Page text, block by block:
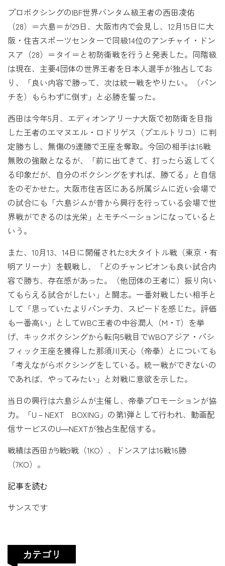
プロボクシングのIBF世界バンタム級王者の西田凌佑
（28）＝六島＝が29日、大阪市内で会見し、12月15日に大
阪・住吉スポーツセンターで同級14位のアンチャイ・ドン
スア（28）＝タイ＝と初防衛戦を行うと発表した。同階級
は現在、主要4団体の世界王者を日本人選手が独占してお
り、「良い内容で勝って、次は統一戦をやりたい。（パン
チを）もらわずに倒す」と必勝を誓った。
西田は今年5月、エディオンアリーナ大阪で初防衛を目指
した王者のエマヌエル・ロドリゲス（プエルトリコ）に判
定勝ちし、無傷の9連勝で王座を奪取。今回の相手は16戦
無敗の強敵となるが、「前に出てきて、打ったら返してく
る印象だが、自分のボクシングをすれば、勝てる」と自信
をのぞかせた。大阪市住吉区にある所属ジムに近い会場で
の試合にも「六島ジムが昔から興行を行っている会場で世
界戦ができるのは光栄」とモチベーションになっていると
いう。
また、10月13、14日に開催された8大タイトル戦（東京・有
明アリーナ）を観戦し、「どのチャンピオンも良い試合内
容で勝ち、存在感があった。（他団体の王者に）振り向い
てもらえる試合がしたい」と闘志。一番対戦したい相手と
して「思っていたよりパンチ力、スピードを感じた。評価
も一番高い」としてWBC王者の中谷潤人（M・T）を挙
げ、キックボクシングから転向5戦目でWBOアジア・パシ
フィック王座を獲得した那須川天心（帝拳）とについても
「考えながらボクシングをしている。統一戦ができないの
であれば、やってみたい」と対戦に意欲を示した。
当日の興行は六島ジムが主催し、帝拳プロモーションが協
力。「U－NEXT BOXING」の第1弾として行われ、動画配
信サービスのU―NEXTが独占生配信する。
戦績は西田が9戦9戦（1KO）、ドンスアは16戦16勝
（7KO）。
記事を読む
サンスです
カテゴリ